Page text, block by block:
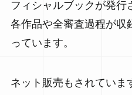
フィシャルブックが発行
各作品や全審査過程が収
っています。
ネット販売もされていま